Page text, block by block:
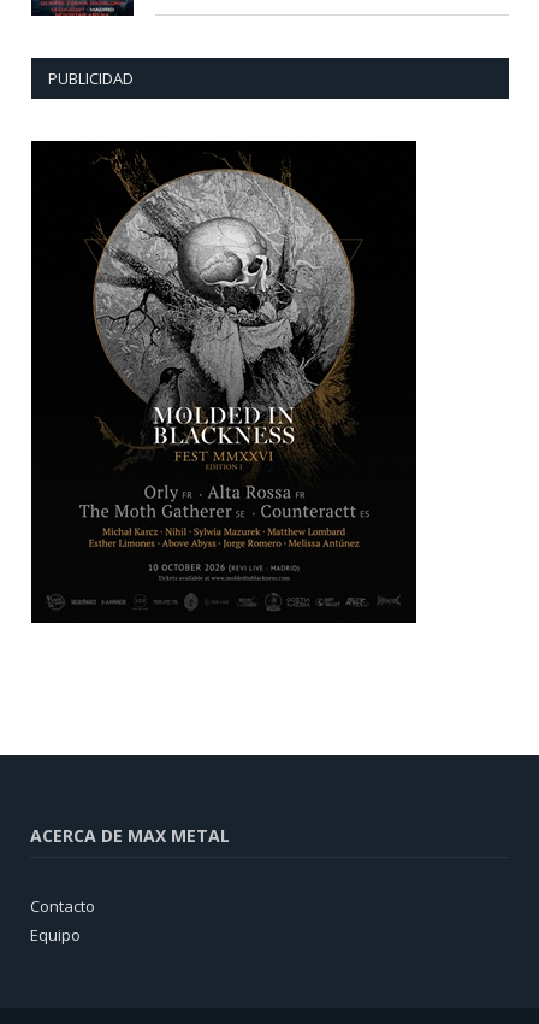
PUBLICIDAD
ACERCA DE MAX METAL
Contacto
Equipo